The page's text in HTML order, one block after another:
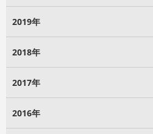
2019年
2018年
2017年
2016年